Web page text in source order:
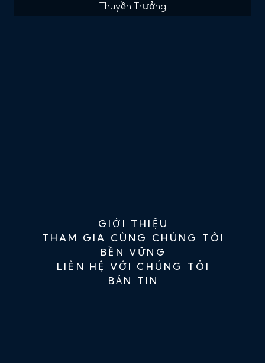
Thuyền Trưởng
GIỚI THIỆU
THAM GIA CÙNG CHÚNG TÔI
BỀN VỮNG
LIÊN HỆ VỚI CHÚNG TÔI
BẢN TIN